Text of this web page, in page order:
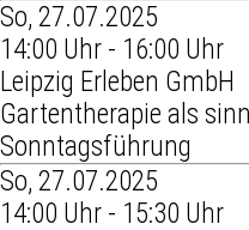
So, 27.07.2025
14:00 Uhr - 16:00 Uhr
Leipzig Erleben GmbH
Gartentherapie als
Sonntagsführung
So, 27.07.2025
14:00 Uhr - 15:30 Uhr